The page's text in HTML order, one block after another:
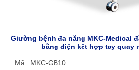
Giường bệnh đa năng MKC-Medical
bằng điện kết hợp tay quay
Mã : MKC-GB10